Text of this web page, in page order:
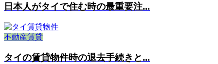
日本人がタイで住む時の最重要注...
不動産賃貸
タイの賃貸物件時の退去手続きと...